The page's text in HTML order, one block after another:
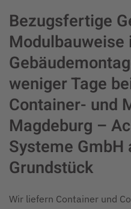
Bezugsfertige
weniger Tage
Container- und
Magdeburg –
Systeme GmbH
Grundstück
Wir liefern Container und